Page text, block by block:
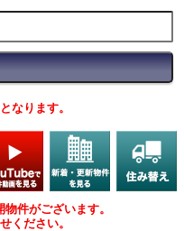
なります。
件がございます。
ください。